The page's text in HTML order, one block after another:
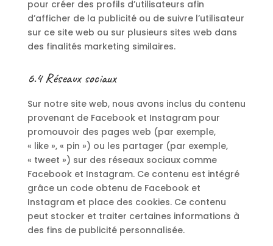
pour créer des profils d’utilisateurs afin
d’afficher de la publicité ou de suivre l’utilisateur
sur ce site web ou sur plusieurs sites web dans
des finalités marketing similaires.
6.4 Réseaux sociaux
Sur notre site web, nous avons inclus du contenu
provenant de Facebook et Instagram pour
promouvoir des pages web (par exemple,
« like », « pin ») ou les partager (par exemple,
« tweet ») sur des réseaux sociaux comme
Facebook et Instagram. Ce contenu est intégré
grâce un code obtenu de Facebook et
Instagram et place des cookies. Ce contenu
peut stocker et traiter certaines informations à
des fins de publicité personnalisée.